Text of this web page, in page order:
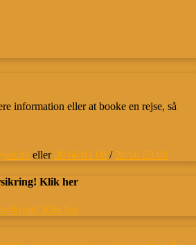
information eller at booke en rejse, så
eller 20 66 03 08 / 20 66 03 08
Klik her